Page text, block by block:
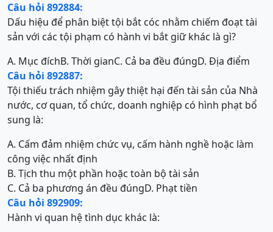
Câu hỏi 892884:
Dấu hiệu để phân biệt tội bắt cóc nhằm chiếm đoạt tài
sản với các tội phạm có hành vi bắt giữ khác là gì?
A. Mục đíchB. Thời gianC. Cả ba đều đúngD. Địa điểm
Câu hỏi 892887:
Tội thiếu trách nhiệm gây thiệt hại đến tài sản của Nhà
nước, cơ quan, tổ chức, doanh nghiệp có hình phạt bổ
sung là:
A. Cấm đảm nhiệm chức vụ, cấm hành nghề hoặc làm
công việc nhất định
B. Tịch thu một phần hoặc toàn bộ tài sản
C. Cả ba phương án đều đúngD. Phạt tiền
Câu hỏi 892909:
Hành vi quan hệ tình dục khác là: